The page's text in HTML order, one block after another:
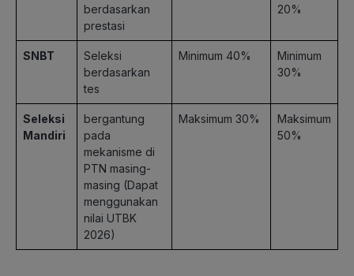
berdasarkan
prestasi
20%
SNBT
Seleksi
berdasarkan
tes
Minimum 40%
Minimum
30%
Seleksi
Mandiri
bergantung
pada
mekanisme di
PTN masing-
masing (Dapat
menggunakan
nilai UTBK
2026)
Maksimum 30%
Maksimum
50%